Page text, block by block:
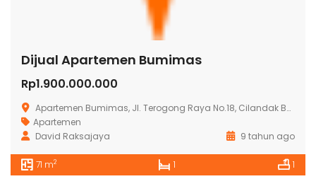
Dijual Apartemen Bumimas
Rp1.900.000.000
Apartemen Bumimas, Jl. Terogong Raya No.18, Cilandak Bar., Cilandak, Kota Jakarta Selatan, Daerah Khusus Ibukota Jakarta 12430, Indonesia
Apartemen
David Raksajaya
9 tahun ago
71 m2 1 1